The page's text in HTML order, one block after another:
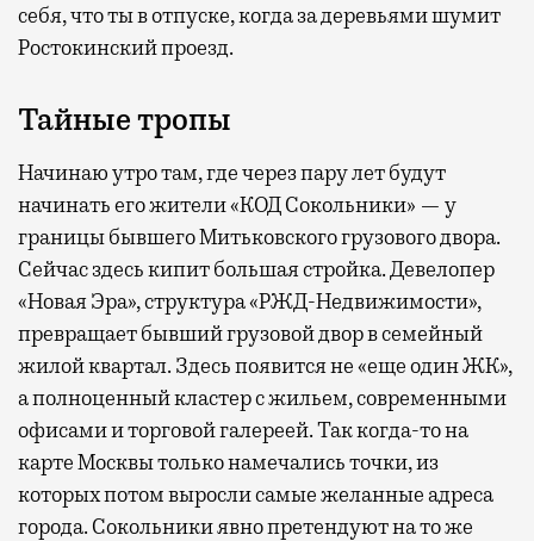
себя, что ты в отпуске, когда за деревьями шумит
Ростокинский проезд.
Тайные тропы
Начинаю утро там, где через пару лет будут
начинать его жители «КОД Сокольники» — у
границы бывшего Митьковского грузового двора.
Сейчас здесь кипит большая стройка. Девелопер
«Новая Эра», структура «РЖД-Недвижимости»,
превращает бывший грузовой двор в семейный
жилой квартал. Здесь появится не «еще один ЖК»,
а полноценный кластер с жильем, современными
офисами и торговой галереей. Так когда-то на
карте Москвы только намечались точки, из
которых потом выросли самые желанные адреса
города. Сокольники явно претендуют на то же